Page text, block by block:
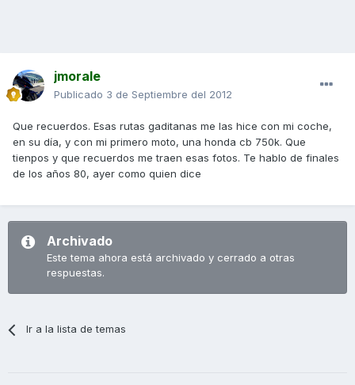
jmorale
Publicado 3 de Septiembre del 2012
Que recuerdos. Esas rutas gaditanas me las hice con mi coche,
en su día, y con mi primero moto, una honda cb 750k. Que
tienpos y que recuerdos me traen esas fotos. Te hablo de finales
de los años 80, ayer como quien dice
Archivado
Este tema ahora está archivado y cerrado a otras
respuestas.
Ir a la lista de temas